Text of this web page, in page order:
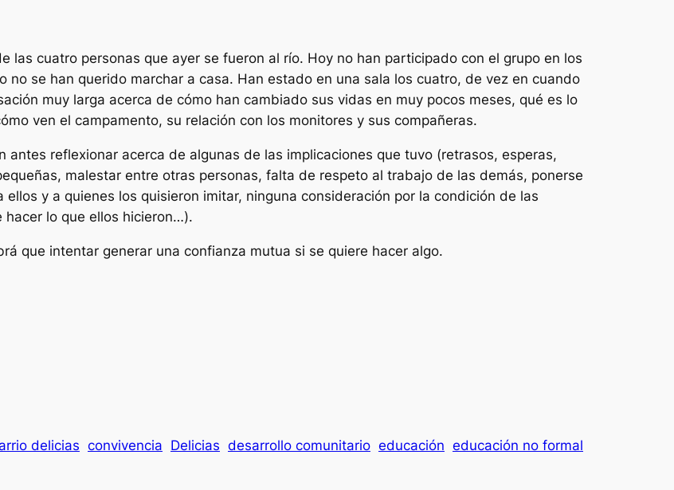
las cuatro personas que ayer se fueron al río. Hoy no han participado con el grupo en los
no se han querido marchar a casa. Han estado en una sala los cuatro, de vez en cuando
muy larga acerca de cómo han cambiado sus vidas en muy pocos meses, qué es lo
ven el campamento, su relación con los monitores y sus compañeras.
antes reflexionar acerca de algunas de las implicaciones que tuvo (retrasos, esperas,
malestar entre otras personas, falta de respeto al trabajo de las demás, ponerse
y a quienes los quisieron imitar, ninguna consideración por la condición de las
lo que ellos hicieron…).
que intentar generar una confianza mutua si se quiere hacer algo.
delicias convivencia Delicias desarrollo comunitario educación educación no formal